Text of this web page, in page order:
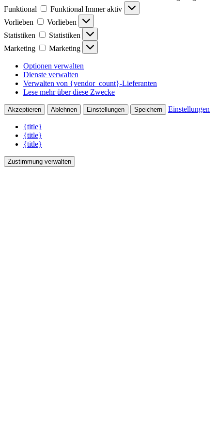
Funktional
Funktional Immer aktiv
Vorlieben
Vorlieben
Statistiken
Statistiken
Marketing
Marketing
Optionen verwalten
Dienste verwalten
Verwalten von {vendor_count}-Lieferanten
Lese mehr über diese Zwecke
Akzeptieren Ablehnen Einstellungen Speichern Einstellungen
{title}
{title}
{title}
Zustimmung verwalten